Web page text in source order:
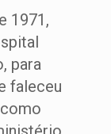
1971,
para
faleceu